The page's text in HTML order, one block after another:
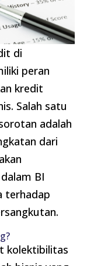
di
peran
kredit
Salah satu
adalah
dari
BI
terhadap
kolektibilitas